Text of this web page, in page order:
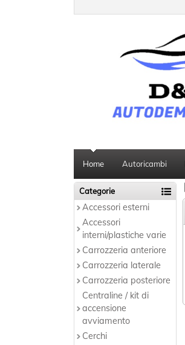
Home Autoricambi
Categorie
Accessori esterni
Accessori
interni/plastiche varie
Carrozzeria anteriore
Carrozzeria laterale
Carrozzeria posteriore
Centraline / kit di
accensione
avviamento
Cerchi